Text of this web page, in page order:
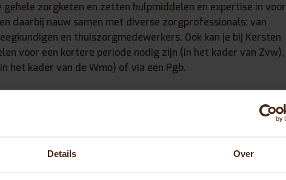
Details Over
zorgketen en zetten hulpmiddelen en expertise in voor
daarbij nauw samen met diverse zorgprofessionals: van
en thuiszorgmedewerkers. Ook kan je bij Kersten
voor een kortere periode nodig zijn (in het kader van Zvw),
het kader van de Wmo) of via een Pgb.
over de mogelijkheden om vergoeding te krijgen voor een